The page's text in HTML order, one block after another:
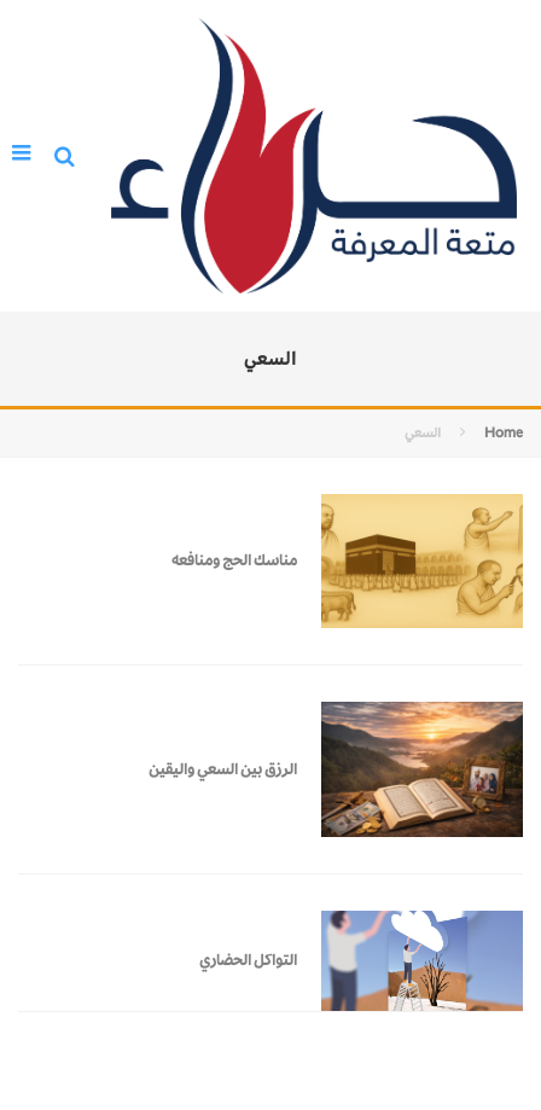
السعي
Home السعي
مناسك الحج ومنافعه
الرزق بين السعي واليقين
التواكل الحضاري